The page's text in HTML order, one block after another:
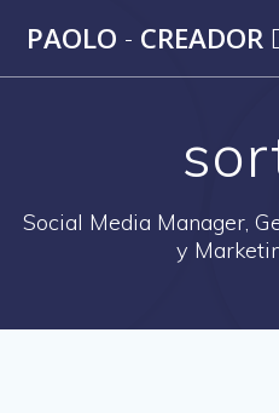
PAOLO - CREADOR
Social Media Manager,
y